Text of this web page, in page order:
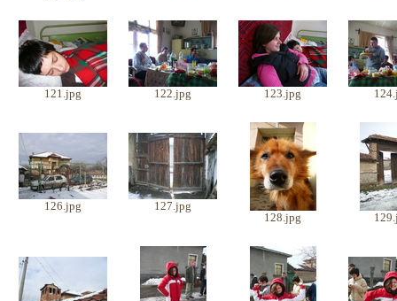
121.jpg 122.jpg 123.jpg
126.jpg
127.jpg
128.jpg